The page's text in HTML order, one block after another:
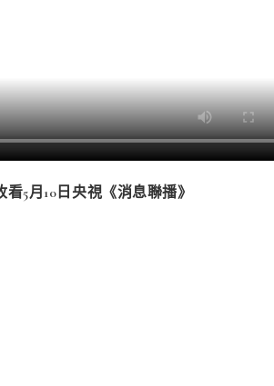
看5月10日央視《消息聯播》